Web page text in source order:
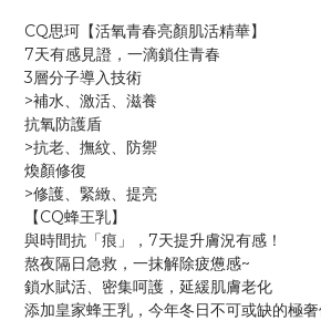
CQ思珂【活氧青春亮顏肌活精華】
7天有感見證，一滴鎖住青春
3層分子導入技術
>補水、激活、滋養
抗氧防護盾
>抗老、撫紋、防禦
煥顏修復
>修護、緊緻、提亮
【CQ蜂王乳】
與時間抗「痕」，7天提升膚況有感！
熬夜隔日急救，一抹解除疲憊感~
鎖水賦活、密集呵護，延緩肌膚老化
添加皇家蜂王乳，今年冬日不可或缺的極奢